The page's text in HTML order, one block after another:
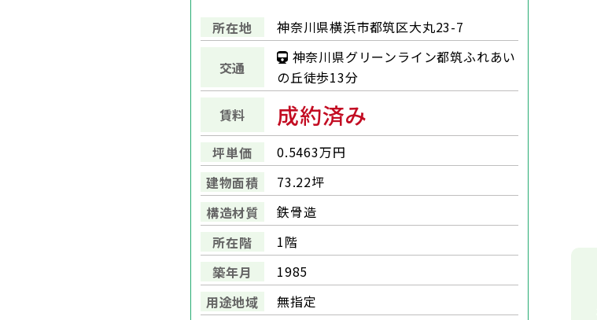
所在地 神奈川県横浜市都筑区大丸23-7
交通
神奈川県グリーンライン都筑ふれあい
の丘徒歩13分
賃料
成約済み
坪単価
0.5463万円
建物面積
73.22坪
構造材質
鉄骨造
所在階
1階
築年月
1985
用途地域
無指定